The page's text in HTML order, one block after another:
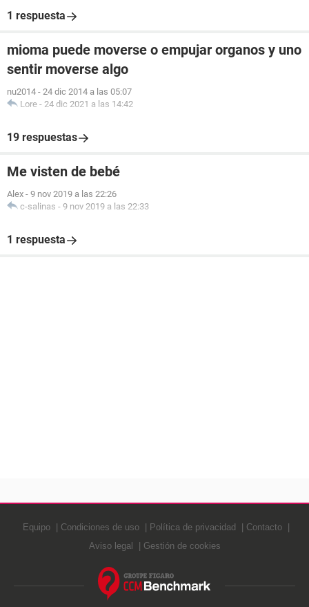
1 respuesta
mioma puede moverse o empujar organos y uno
sentir moverse algo
nu2014 - 24 dic 2014 a las 05:07
Lore - 24 dic 2021 a las 14:42
19 respuestas
Me visten de bebé
Alex - 9 nov 2019 a las 22:26
c-salinas - 9 nov 2019 a las 22:33
1 respuesta
Equipo Condiciones de uso Política de privacidad
Contacto
Aviso legal
Gestión de cookies